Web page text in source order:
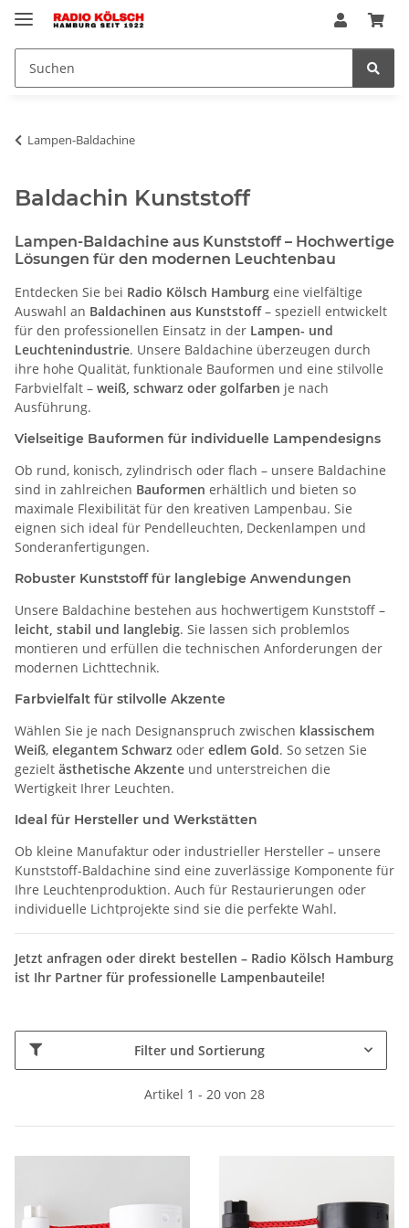
Lampen-Baldachine
Baldachin Kunststoff
Lampen-Baldachine aus Kunststoff – Hochwertige
Lösungen für den modernen Leuchtenbau
Entdecken Sie bei Radio Kölsch Hamburg eine vielfältige
Auswahl an Baldachinen aus Kunststoff– speziell entwickelt
für den professionellen Einsatz in der Lampen- und
Leuchtenindustrie. Unsere Baldachine überzeugen durch
ihre hohe Qualität, funktionale Bauformen und eine stilvolle
Farbvielfalt – weiß, schwarz oder golfarben je nach
Ausführung.
Vielseitige Bauformen für individuelle Lampendesigns
Ob rund, konisch, zylindrisch oder flach – unsere Baldachine
sind in zahlreichen Bauformen erhältlich und bieten so
maximale Flexibilität für den kreativen Lampenbau. Sie
eignen sich ideal für Pendelleuchten, Deckenlampen und
Sonderanfertigungen.
Robuster Kunststoff für langlebige Anwendungen
Unsere Baldachine bestehen aus hochwertigem Kunststoff –
leicht, stabil und langlebig. Sie lassen sich problemlos
montieren und erfüllen die technischen Anforderungen der
modernen Lichttechnik.
Farbvielfalt für stilvolle Akzente
Wählen Sie je nach Designanspruch zwischen klassischem
Weiß, elegantem Schwarz oder edlem Gold. So setzen Sie
gezielt ästhetische Akzente und unterstreichen die
Wertigkeit Ihrer Leuchten.
Ideal für Hersteller und Werkstätten
Ob kleine Manufaktur oder industrieller Hersteller – unsere
Kunststoff-Baldachine sind eine zuverlässige Komponente für
Ihre Leuchtenproduktion. Auch für Restaurierungen oder
individuelle Lichtprojekte sind sie die perfekte Wahl.
Jetzt anfragen oder direkt bestellen – Radio Kölsch Hamburg
ist Ihr Partner für professionelle Lampenbauteile!
Filter und Sortierung
Artikel 1 - 20 von 28